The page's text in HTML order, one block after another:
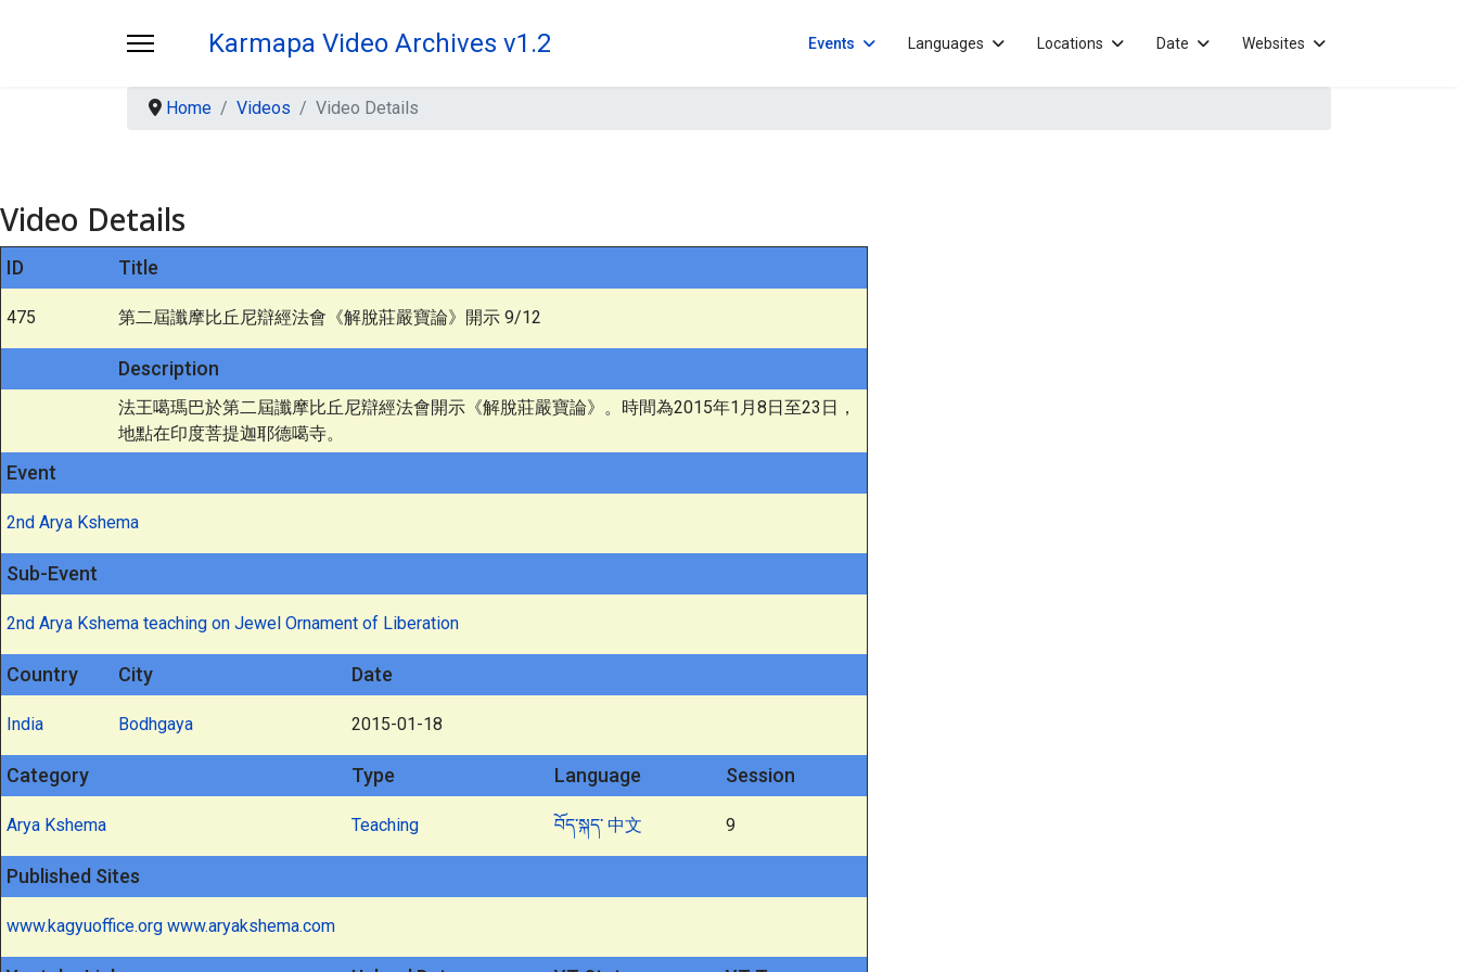
Karmapa Video Archives v1.2 Events Languages Locations Date Websites
Home Videos Video Details
Video Details
ID Title
475 第二屆讖摩比丘尼辯經法會《解脫莊嚴寶論》開示 9/12
Description
法王噶瑪巴於第二屆讖摩比丘尼辯經法會開示《解脫莊嚴寶論》。時間為2015年1月8日至23日，
地點在印度菩提迦耶德噶寺。
Event
2nd Arya Kshema
Sub-Event
2nd Arya Kshema teaching on Jewel Ornament of Liberation
Country City Date
India Bodhgaya 2015-01-18
Category Type Language Session
Arya Kshema Teaching བོད་སྐད་ 中文 9
Published Sites
www.kagyuoffice.org www.aryakshema.com